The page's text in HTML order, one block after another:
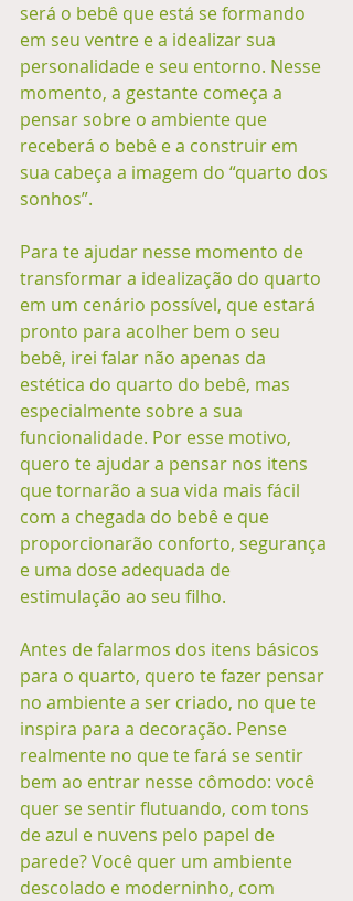
será o bebê que está se formando
em seu ventre e a idealizar sua
personalidade e seu entorno. Nesse
momento, a gestante começa a
pensar sobre o ambiente que
receberá o bebê e a construir em
sua cabeça a imagem do “quarto dos
sonhos”.
Para te ajudar nesse momento de
transformar a idealização do quarto
em um cenário possível, que estará
pronto para acolher bem o seu
bebê, irei falar não apenas da
estética do quarto do bebê, mas
especialmente sobre a sua
funcionalidade. Por esse motivo,
quero te ajudar a pensar nos itens
que tornarão a sua vida mais fácil
com a chegada do bebê e que
proporcionarão conforto, segurança
e uma dose adequada de
estimulação ao seu filho.
Antes de falarmos dos itens básicos
para o quarto, quero te fazer pensar
no ambiente a ser criado, no que te
inspira para a decoração. Pense
realmente no que te fará se sentir
bem ao entrar nesse cômodo: você
quer se sentir flutuando, com tons
de azul e nuvens pelo papel de
parede? Você quer um ambiente
descolado e moderninho, com